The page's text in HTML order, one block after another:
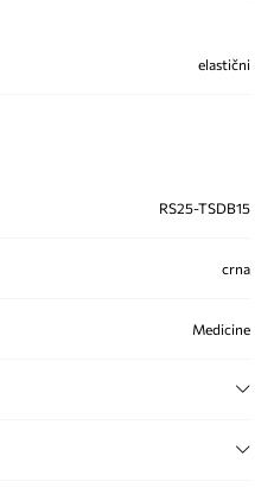
elastični
RS25-TSDB15
crna
Medicine